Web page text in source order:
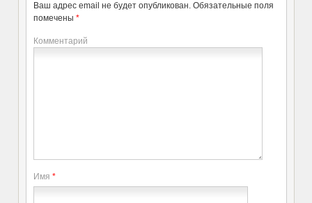
Ваш адрес email не будет опубликован. Обязательные поля
помечены *
Комментарий
Имя *